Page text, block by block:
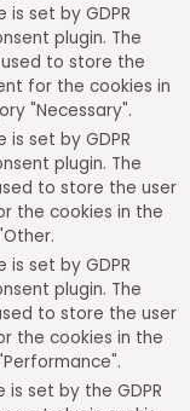
is set by GDPR
plugin. The
to store the
for the cookies in
"Necessary".
is set by GDPR
plugin. The
to store the user
the cookies in the
is set by GDPR
plugin. The
to store the user
the cookies in the
is set by the GDPR